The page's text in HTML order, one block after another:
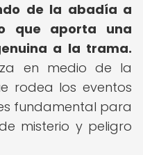
de la abadía a
que aporta una
a la trama.
en medio de la
rodea los eventos
fundamental para
misterio y peligro